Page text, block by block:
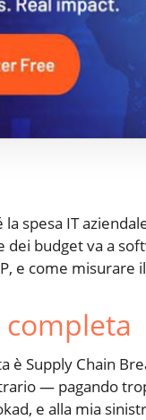
la spesa IT
dei budget va a
e come
è Supply Chain
— pagando
e alla mia